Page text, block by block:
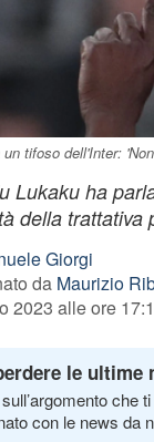
tifoso dell'Inter:
Lukaku ha
della trattativa
Giorgi
da Maurizio
2023 alle ore
le ultime
che
con le news da